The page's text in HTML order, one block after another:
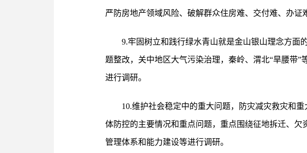
严防房地产领域风险、破解群众住房难、交付难、办证
9.牢固树立和践行绿水青山就是金山银山理念方面
题整改，关中地区大气污染治理，秦岭、渭北“旱腰带
进行调研。
10.维护社会稳定中的重大问题，防灾减灾救灾和
体防控的主要情况和重点问题，重点围绕征地拆迁、
管理体系和能力建设等进行调研。